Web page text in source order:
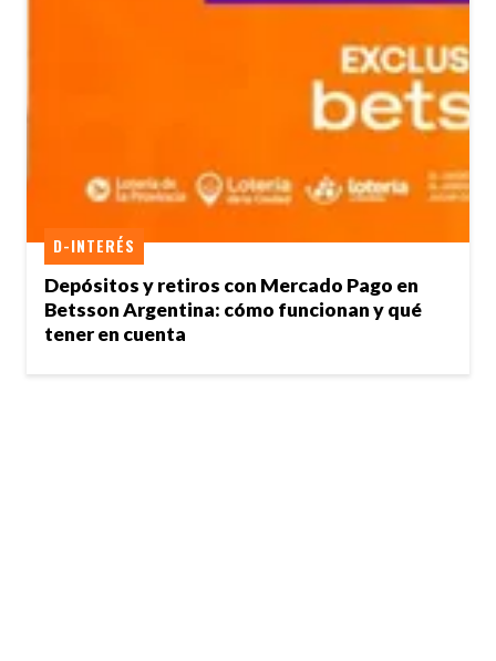
Depósitos y retiros con Mercado Pago en
Betsson Argentina: cómo funcionan y qué
tener en cuenta
D-INTERÉS